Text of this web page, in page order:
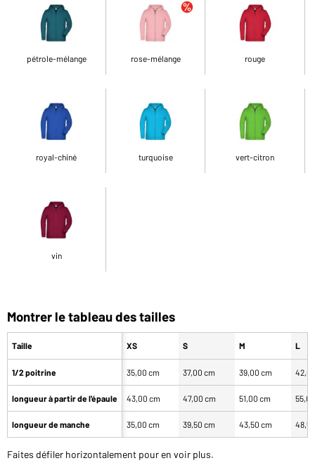
pétrole-mélange rose-mélange rouge
royal-chiné turquoise vert-citron
vin
Montrer le tableau des tailles
Taille
1/2 poitrine
longueur à partir de l'épaule
longueur de manche
XS S M L
35,00 cm 37,00 cm 39,00 cm
43,00 cm 47,00 cm 51,00 cm
35,00 cm 39,50 cm 43,50 cm
Faites défiler horizontalement pour en voir plus.